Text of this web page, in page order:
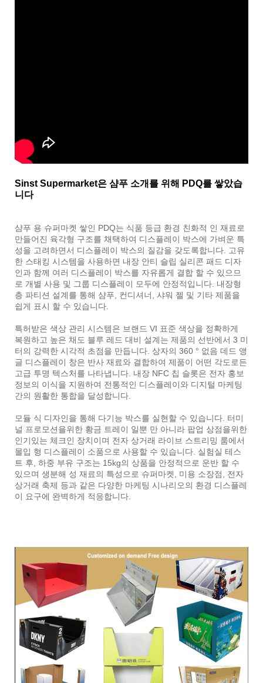
Sinst Supermarket은 샴푸 소개를 위해 PDQ를 쌓았습
니다
샴푸 용 슈퍼마켓 쌓인 PDQ는 식품 등급 환경 친화적 인 재료로
만들어진 육각형 구조를 채택하여 디스플레이 박스에 가벼운 특
성을 고려하면서 디스플레이 박스의 질감을 갖도록합니다. 고유
한 스태킹 시스템을 사용하면 내장 안티 슬립 실리콘 패드 디자
인과 함께 여러 디스플레이 박스를 자유롭게 결합 할 수 있으므
로 개별 사용 및 그룹 디스플레이 모두에 안정적입니다. 내장형
층 파티션 설계를 통해 샴푸, 컨디셔너, 샤워 젤 및 기타 제품을
쉽게 표시 할 수 있습니다.
특허받은 색상 관리 시스템은 브랜드 VI 표준 색상을 정확하게
복원하고 높은 채도 블루 레드 대비 설계는 제품의 선반에서 3 미
터의 강력한 시각적 초점을 만듭니다. 상자의 360 ° 없음 데드 앵
글 디스플레이 창은 반사 재료와 결합하여 제품이 어떤 각도로든
고급 투명 텍스처를 나타냅니다. 내장 NFC 칩 슬롯은 전자 홍보
정보의 이식을 지원하여 전통적인 디스플레이와 디지털 마케팅
간의 원활한 통합을 달성합니다.
모듈 식 디자인을 통해 다기능 박스를 실현할 수 있습니다. 터미
널 프로모션을위한 황금 트레이 일뿐 만 아니라 팝업 상점을위한
인기있는 체크인 장치이며 전자 상거래 라이브 스트리밍 룸에서
몰입 형 디스플레이 소품으로 사용할 수 있습니다. 실험실 테스
트 후, 하중 부유 구조는 15kg의 상품을 안정적으로 운반 할 수
있으며 생분해 성 재료의 특성으로 슈퍼마켓, 미용 소장점, 전자
상거래 축제 등과 같은 다양한 마케팅 시나리오의 환경 디스플레
이 요구에 완벽하게 적응합니다.